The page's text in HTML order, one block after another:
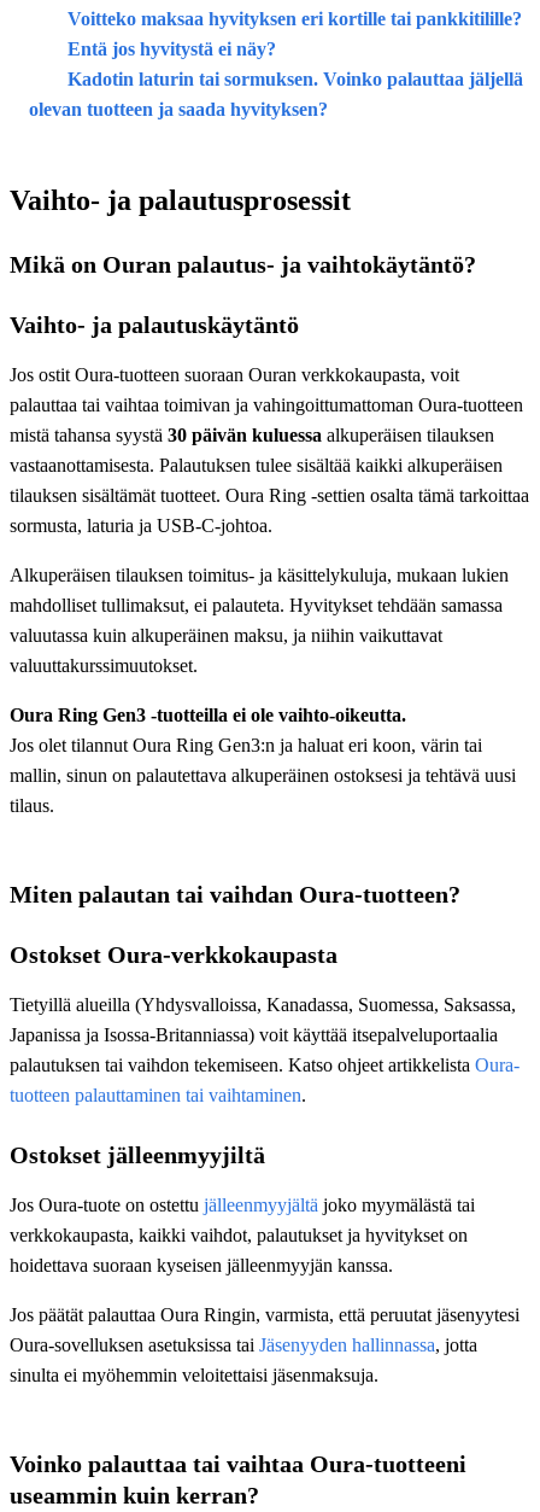
Voitteko maksaa hyvityksen eri kortille tai pankkitilille?
Entä jos hyvitystä ei näy?
Kadotin laturin tai sormuksen. Voinko palauttaa jäljellä
olevan tuotteen ja saada hyvityksen?
Vaihto- ja palautusprosessit
Mikä on Ouran palautus- ja vaihtokäytäntö?
Vaihto- ja palautuskäytäntö
Jos ostit Oura-tuotteen suoraan Ouran verkkokaupasta, voit
palauttaa tai vaihtaa toimivan ja vahingoittumattoman Oura-tuotteen
mistä tahansa syystä 30 päivän kuluessa alkuperäisen tilauksen
vastaanottamisesta. Palautuksen tulee sisältää kaikki alkuperäisen
tilauksen sisältämät tuotteet. Oura Ring ‑settien osalta tämä tarkoittaa
sormusta, laturia ja USB-C-johtoa.
Alkuperäisen tilauksen toimitus- ja käsittelykuluja, mukaan lukien
mahdolliset tullimaksut, ei palauteta. Hyvitykset tehdään samassa
valuutassa kuin alkuperäinen maksu, ja niihin vaikuttavat
valuuttakurssimuutokset.
Oura Ring Gen3 -tuotteilla ei ole vaihto-oikeutta.
Jos olet tilannut Oura Ring Gen3:n ja haluat eri koon, värin tai
mallin, sinun on palautettava alkuperäinen ostoksesi ja tehtävä uusi
tilaus.
Miten palautan tai vaihdan Oura-tuotteen?
Ostokset Oura-verkkokaupasta
Tietyillä alueilla (Yhdysvalloissa, Kanadassa, Suomessa, Saksassa,
Japanissa ja Isossa-Britanniassa) voit käyttää itsepalveluportaalia
palautuksen tai vaihdon tekemiseen. Katso ohjeet artikkelista Oura-
tuotteen palauttaminen tai vaihtaminen.
Ostokset jälleenmyyjiltä
Jos Oura-tuote on ostettu jälleenmyyjältä joko myymälästä tai
verkkokaupasta, kaikki vaihdot, palautukset ja hyvitykset on
hoidettava suoraan kyseisen jälleenmyyjän kanssa.
Jos päätät palauttaa Oura Ringin, varmista, että peruutat jäsenyytesi
Oura-sovelluksen asetuksissa tai Jäsenyyden hallinnassa, jotta
sinulta ei myöhemmin veloitettaisi jäsenmaksuja.
Voinko palauttaa tai vaihtaa Oura-tuotteeni
useammin kuin kerran?